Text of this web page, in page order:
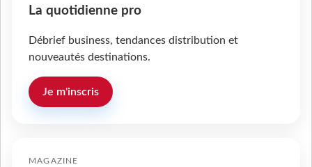
La quotidienne pro
Débrief business, tendances distribution et
nouveautés destinations.
Je m'inscris
MAGAZINE